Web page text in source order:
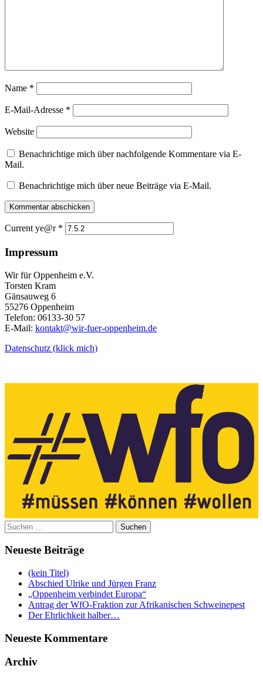
Name *
E-Mail-Adresse *
Website
Benachrichtige mich über nachfolgende Kommentare via E-
Mail.
Benachrichtige mich über neue Beiträge via E-Mail.
Current ye@r *
Impressum
Wir für Oppenheim e.V.
Torsten Kram
Gänsauweg 6
55276 Oppenheim
Telefon: 06133-30 57
E-Mail: kontakt@wir-fuer-oppenheim.de
Datenschutz (klick mich)
Suchen
nach:
Neueste Beiträge
(kein Titel)
Abschied Ulrike und Jürgen Franz
„Oppenheim verbindet Europa“
Antrag der WfO-Fraktion zur Afrikanischen Schweinepest
Der Ehrlichkeit halber…
Neueste Kommentare
Archiv